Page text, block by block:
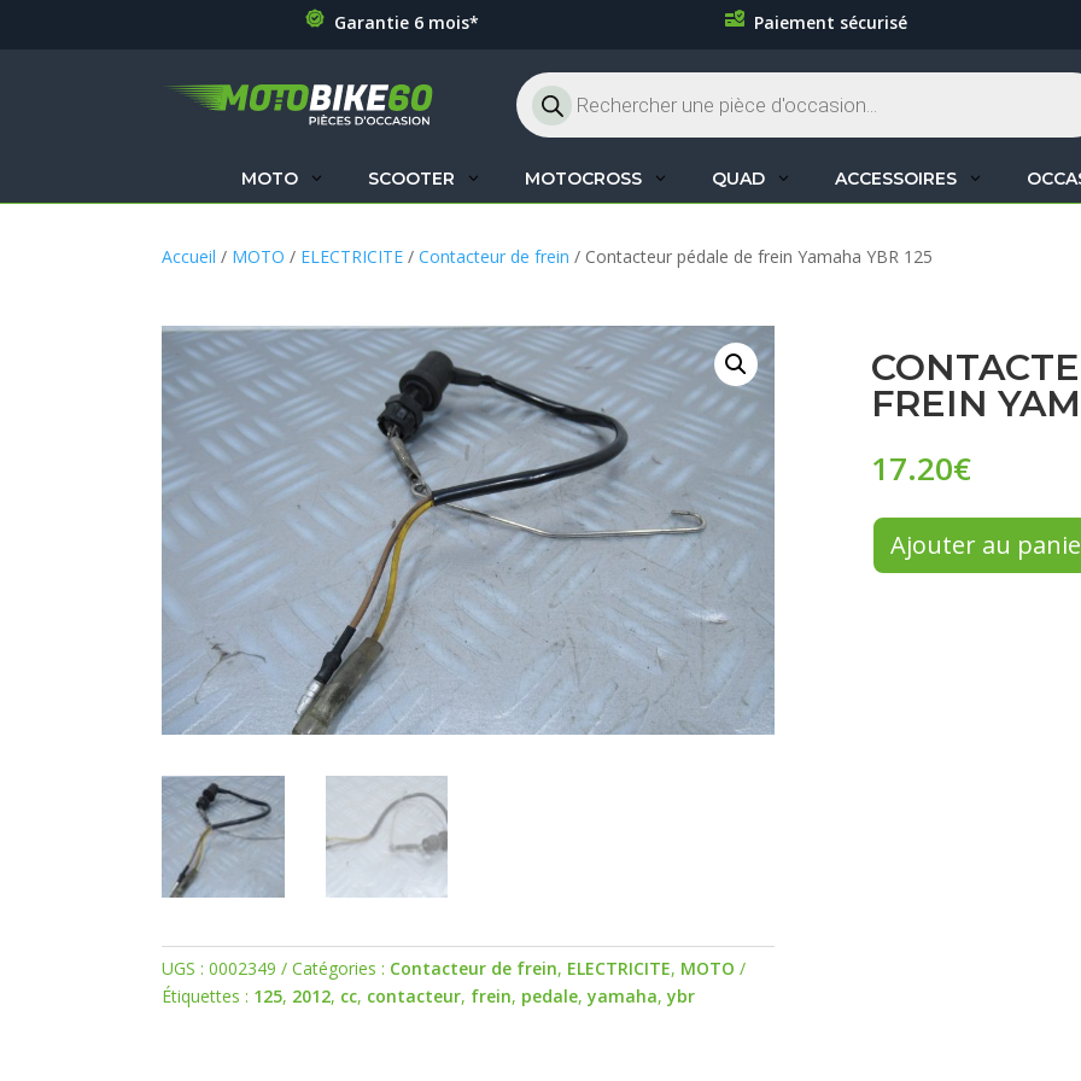
Garantie 6 mois* Paiement sécurisé
Recherche
de
produits
MOTO SCOOTER MOTOCROSS QUAD ACCESSOIRES
Accueil / MOTO / ELECTRICITE /Contacteur de frein / Contacteur pédale de frein Yamaha YBR 125
UGS :0002349 Catégories : Contacteur de frein, ELECTRICITE, MOTO
Étiquettes : 125, 2012, cc, contacteur, frein, pedale,yamaha,ybr
FREIN
17.20€
Ajouter au